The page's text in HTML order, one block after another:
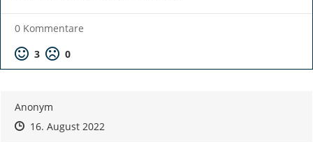
0 Kommentare
Positive Bewertung
3 Negative Bewertung
0
Anonym
Zeitpunkt des Erstellens
Zeitpunkt des Erstellens
16. August 2022Zur Äußerung